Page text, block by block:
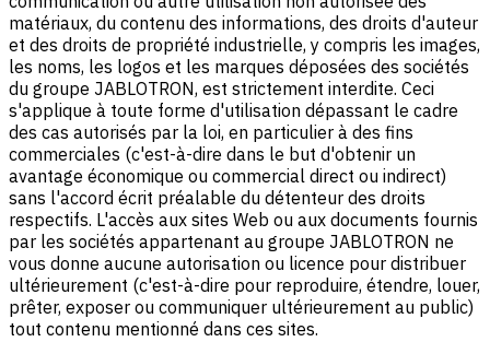
matériaux, du contenu des informations, des droits d'auteur
et des droits de propriété industrielle, y compris les images,
les noms, les logos et les marques déposées des sociétés
du groupe JABLOTRON, est strictement interdite. Ceci
s'applique à toute forme d'utilisation dépassant le cadre
des cas autorisés par la loi, en particulier à des fins
commerciales (c'est-à-dire dans le but d'obtenir un
avantage économique ou commercial direct ou indirect)
sans l'accord écrit préalable du détenteur des droits
respectifs. L'accès aux sites Web ou aux documents fournis
par les sociétés appartenant au groupe JABLOTRON ne
vous donne aucune autorisation ou licence pour distribuer
ultérieurement (c'est-à-dire pour reproduire, étendre, louer,
prêter, exposer ou communiquer ultérieurement au public)
tout contenu mentionné dans ces sites.